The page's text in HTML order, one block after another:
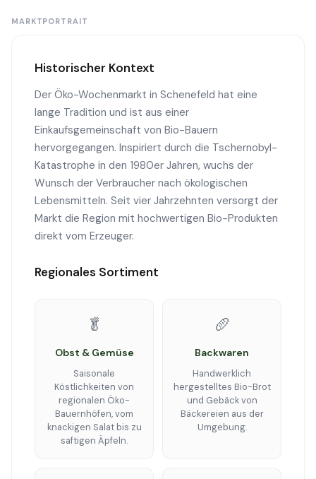
MARKTPORTRAIT
Historischer Kontext
Der Öko-Wochenmarkt in Schenefeld hat eine
lange Tradition und ist aus einer
Einkaufsgemeinschaft von Bio-Bauern
hervorgegangen. Inspiriert durch die Tschernobyl-
Katastrophe in den 1980er Jahren, wuchs der
Wunsch der Verbraucher nach ökologischen
Lebensmitteln. Seit vier Jahrzehnten versorgt der
Markt die Region mit hochwertigen Bio-Produkten
direkt vom Erzeuger.
Regionales Sortiment
🥬
Obst & Gemüse
Saisonale
Köstlichkeiten von
regionalen Öko-
Bauernhöfen, vom
knackigen Salat bis zu
saftigen Äpfeln.
🥖
Backwaren
Handwerklich
hergestelltes Bio-Brot
und Gebäck von
Bäckereien aus der
Umgebung.